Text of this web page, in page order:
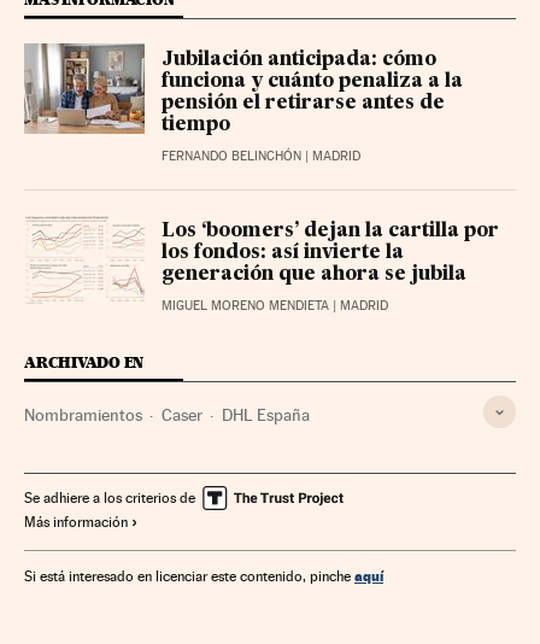
Jubilación anticipada: cómo
funciona y cuánto penaliza a la
pensión el retirarse antes de
tiempo
FERNANDO BELINCHÓN | MADRID
Los ‘boomers’ dejan la cartilla por
los fondos: así invierte la
generación que ahora se jubila
MIGUEL MORENO MENDIETA | MADRID
ARCHIVADO EN
Nombramientos Caser DHL España
Se adhiere a los criterios de
Más información
Si está interesado en licenciar este contenido, pinche aquí